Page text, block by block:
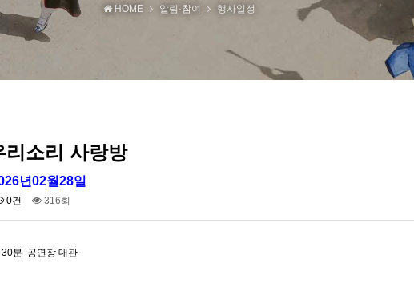
HOME 알림·참여 행사일정
리소리 사랑방
년02월28일
0건 316회
분 공연장 대관